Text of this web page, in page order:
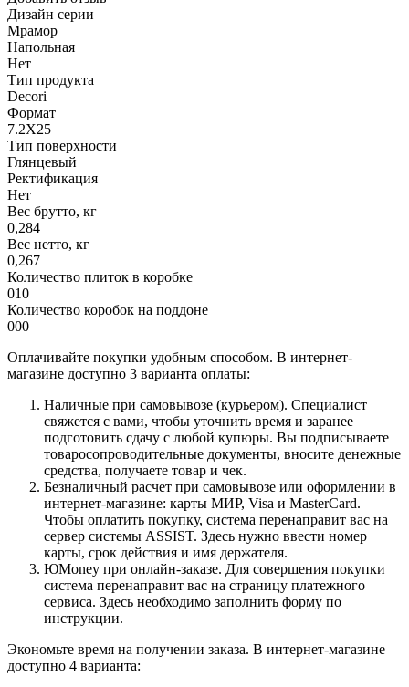
Дизайн серии
Мрамор
Напольная
Нет
Тип продукта
Decori
Формат
7.2X25
Тип поверхности
Глянцевый
Ректификация
Нет
Вес брутто, кг
0,284
Вес нетто, кг
0,267
Количество плиток в коробке
010
Количество коробок на поддоне
000
Оплачивайте покупки удобным способом. В интернет-
магазине доступно 3 варианта оплаты:
Наличные при самовывозе (курьером). Специалист
свяжется с вами, чтобы уточнить время и заранее
подготовить сдачу с любой купюры. Вы подписываете
товаросопроводительные документы, вносите денежные
средства, получаете товар и чек.
Безналичный расчет при самовывозе или оформлении в
интернет-магазине: карты МИР, Visa и MasterCard.
Чтобы оплатить покупку, система перенаправит вас на
сервер системы ASSIST. Здесь нужно ввести номер
карты, срок действия и имя держателя.
ЮMoney при онлайн-заказе. Для совершения покупки
система перенаправит вас на страницу платежного
сервиса. Здесь необходимо заполнить форму по
инструкции.
Экономьте время на получении заказа. В интернет-магазине
доступно 4 варианта: